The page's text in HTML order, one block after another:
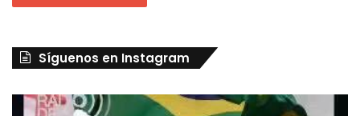
Síguenos en Instagram